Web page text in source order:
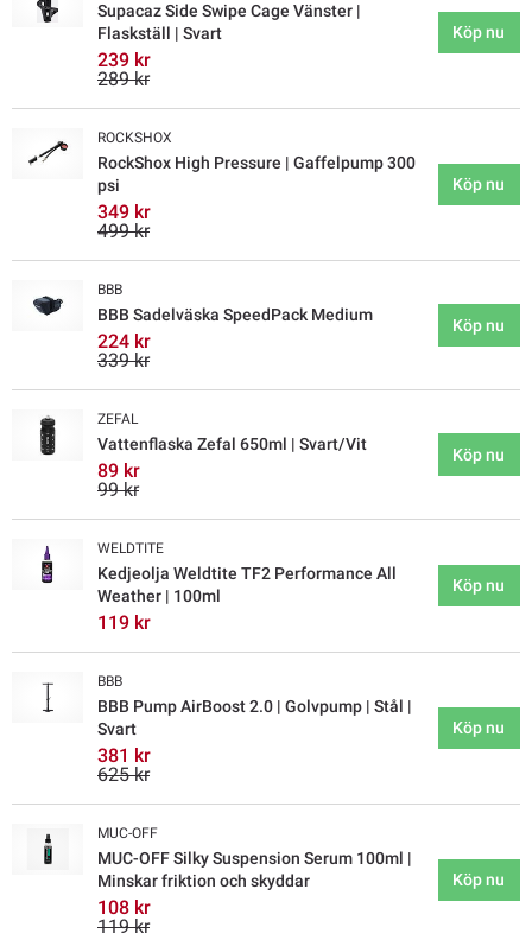
Supacaz Side Swipe Cage Vänster |
Flaskställ | Svart
239 kr
289 kr
Köp nu
ROCKSHOX
RockShox High Pressure | Gaffelpump 300
psi
349 kr
499 kr
Köp nu
BBB
BBB Sadelväska SpeedPack Medium
224 kr
339 kr
Köp nu
ZEFAL
Vattenflaska Zefal 650ml | Svart/Vit
89 kr
99 kr
Köp nu
WELDTITE
Kedjeolja Weldtite TF2 Performance All
Weather | 100ml
119 kr
Köp nu
BBB
BBB Pump AirBoost 2.0 | Golvpump | Stål |
Svart
381 kr
625 kr
Köp nu
MUC-OFF
MUC-OFF Silky Suspension Serum 100ml |
Minskar friktion och skyddar
108 kr
119 kr
Köp nu